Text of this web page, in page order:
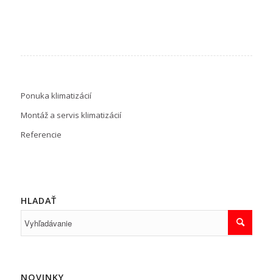
Ponuka klimatizácií
Montáž a servis klimatizácií
Referencie
HLADAŤ
NOVINKY